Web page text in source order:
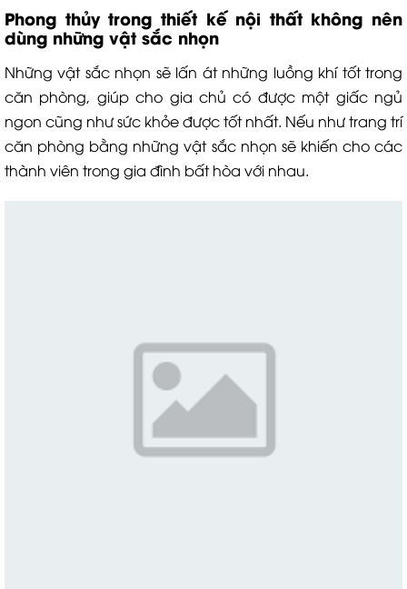
Phong thủy trong thiết kế nội thấtkhông nên
dùng những vật sắc nhọn
Những vật sắc nhọn sẽ lấn át những luồng khí tốt trong
căn phòng, giúp cho gia chủ có được một giấc ngủ
ngon cũng như sức khỏe được tốt nhất. Nếu như trang trí
căn phòng bằng những vật sắc nhọn sẽ khiến cho các
thành viên trong gia đình bất hòa với nhau.